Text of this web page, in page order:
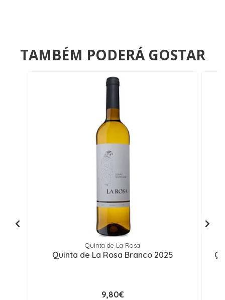
TAMBÉM PODERÁ GOSTAR
Quinta de La Rosa
Quinta de La Rosa Branco 2025
9,80€